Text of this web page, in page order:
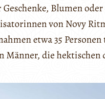
Blumen
von Novy
etwa 35
Männer, die